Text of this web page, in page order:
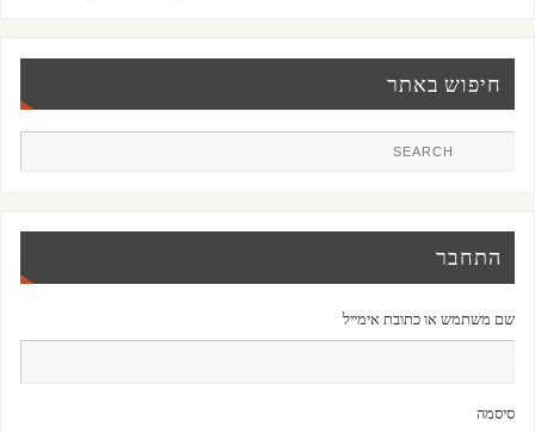
חיפוש באתר
התחבר
שם משתמש או כתובת אימייל
סיסמה